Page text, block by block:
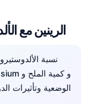
الرينين مع
نسبة
الوضعية وتأثيرات